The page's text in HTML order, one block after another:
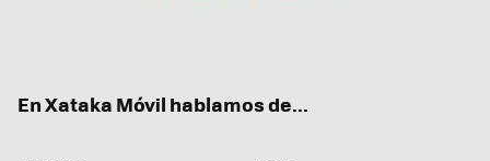
En Xataka Móvil hablamos de...